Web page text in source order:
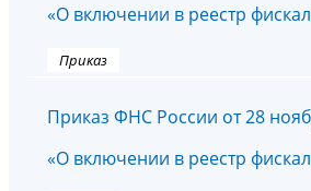
«О включении в реестр
Приказ
Приказ ФНС России от 28
«О включении в реестр